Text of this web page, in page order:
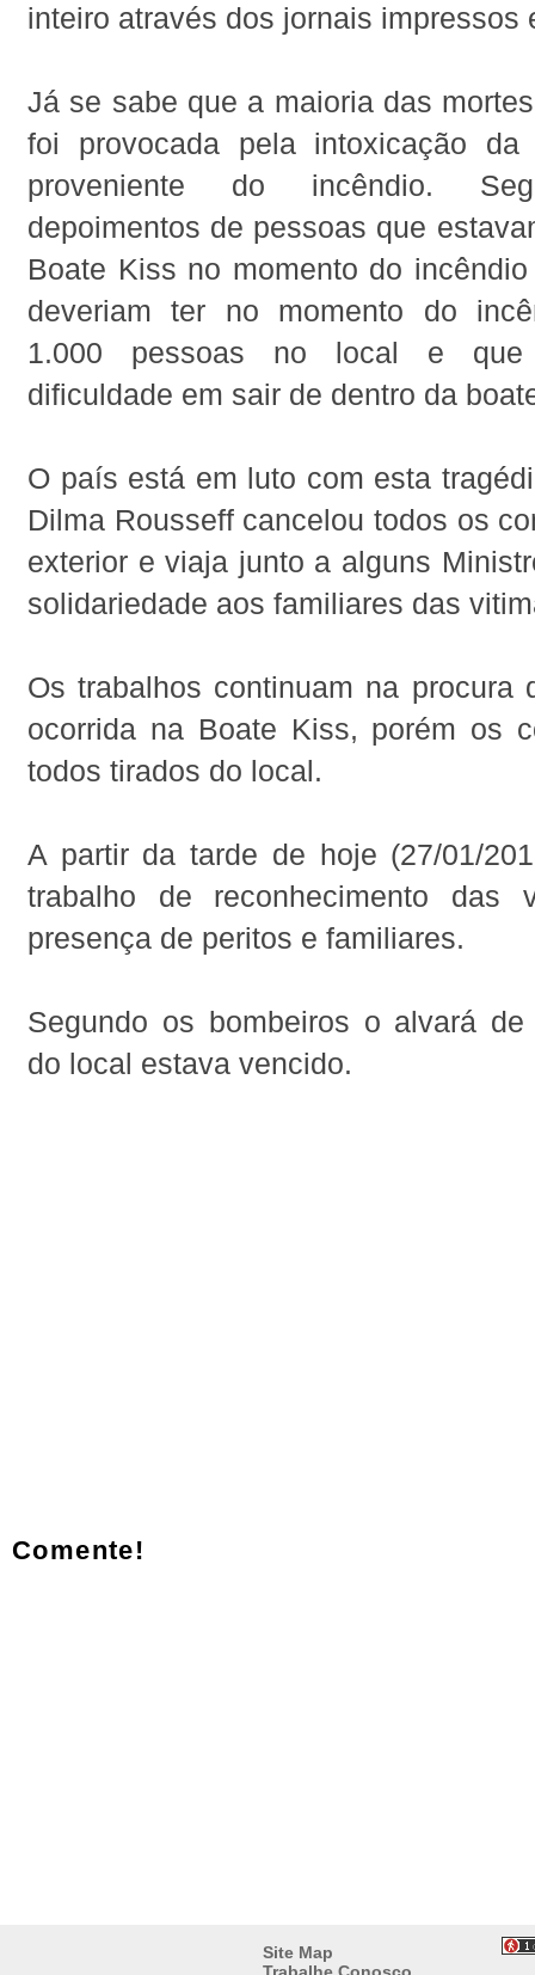
inteiro através dos jornais impressos
Já se sabe que a maioria das
foi provocada pela intoxicação da
proveniente do incêndio.
depoimentos de pessoas que
Boate Kiss no momento do
deveriam ter no momento do
1.000 pessoas no local e que
dificuldade em sair de dentro da
O país está em luto com esta
Dilma Rousseff cancelou todos os
exterior e viaja junto a alguns
solidariedade aos familiares das
Os trabalhos continuam na procura
ocorrida na Boate Kiss, porém os
todos tirados do local.
A partir da tarde de hoje (27/01/
trabalho de reconhecimento das
presença de peritos e familiares.
Segundo os bombeiros o alvará de
do local estava vencido.
Comente!
Site Map